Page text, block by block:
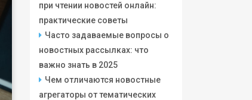
при чтении новостей онлайн:
практические советы
Часто задаваемые вопросы о
новостных рассылках: что
важно знать в 2025
Чем отличаются новостные
агрегаторы от тематических